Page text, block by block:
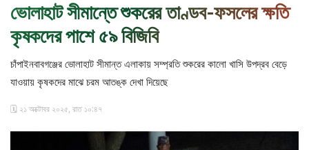
হোম
কুমিল্লা
ভোলাহাট সীমান্তে শুকরের তাণ্ডব-ফসলের ক্ষতি
কৃষকদের পাশে ৫৯ বিজিবি
চাঁপাইনবাবগঞ্জের ভোলাহাট সীমান্ত এলাকায় সম্প্রতি শুকরের কালো খাসি উপদ্রব বেড়ে
যাওয়ায় কৃষকদের মাঝে চরম আতঙ্ক দেখা দিয়েছে
🗓️ ২১ অক্টোবর ২০২৫, রাত ১০:৪৭